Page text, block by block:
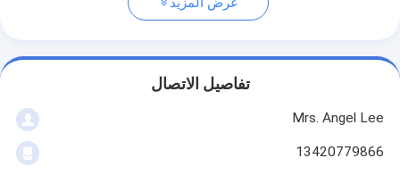
تفاصيل الاتصال
Mrs. Angel Lee
13420779866